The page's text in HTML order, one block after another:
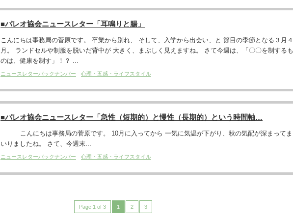
■パレオ協会ニュースレター「耳鳴りと腸」
こんにちは事務局の菅原です。 卒業から別れ、 そして、入学から出会い、と 節目の季節となる３月４
月。 ランドセルや制服を脱いだ背中が 大きく、まぶしく見えますね。 さて今週は、「〇〇を制するも
のは、健康を制す」！？ ...
ニュースレターバックナンバー 心理・五感・ライフスタイル
■パレオ協会ニュースレター「急性（短期的）と慢性（長期的）という時間軸…
こんにちは事務局の菅原です。 10月に入ってから 一気に気温が下がり、秋の気配が深まってま
いりましたね。 さて、今週末...
ニュースレターバックナンバー 心理・五感・ライフスタイル
Page 1 of 3 1 2 3